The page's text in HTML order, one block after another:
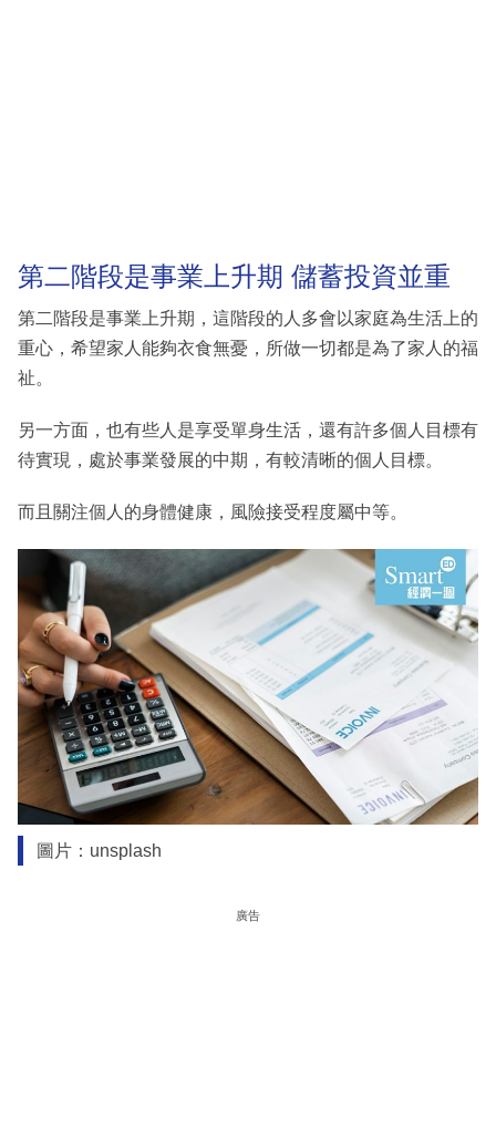
第二階段是事業上升期 儲蓄投資並重
第二階段是事業上升期，這階段的人多會以家庭為生活上的
重心，希望家人能夠衣食無憂，所做一切都是為了家人的福
祉。
另一方面，也有些人是享受單身生活，還有許多個人目標有
待實現，處於事業發展的中期，有較清晰的個人目標。
而且關注個人的身體健康，風險接受程度屬中等。
圖片：unsplash
廣告